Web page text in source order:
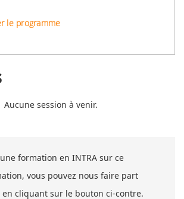
le programme
Aucune session à venir.
formation en INTRA sur ce
vous pouvez nous faire part
cliquant sur le bouton ci-contre.